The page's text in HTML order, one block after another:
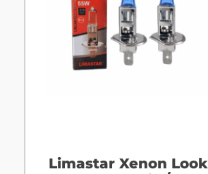
Limastar Xenon Look